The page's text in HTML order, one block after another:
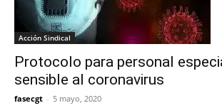
Acción Sindical
Protocolo para personal
sensible al coronavirus
fasecgt - 5 mayo, 2020